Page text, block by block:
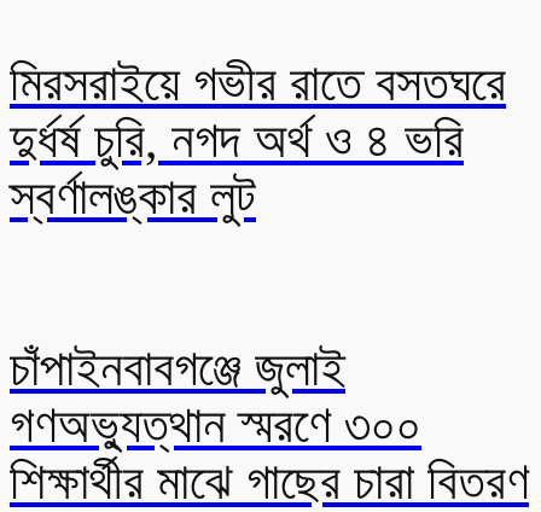
মিরসরাইয়ে গভীর রাতে বসতঘরে
দুর্ধর্ষ চুরি, নগদ অর্থ ও ৪ ভরি
স্বর্ণালঙ্কার লুট
চাঁপাইনবাবগঞ্জে জুলাই
গণঅভ্যুত্থান স্মরণে ৩০০
শিক্ষার্থীর মাঝে গাছের চারা বিতরণ